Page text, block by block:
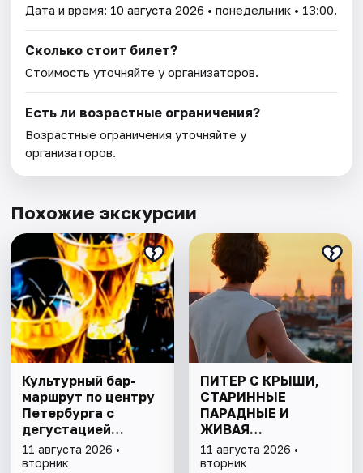
Дата и время: 10 августа 2026 • понедельник • 13:00.
Сколько стоит билет?
Стоимость уточняйте у организаторов.
Есть ли возрастные ограничения?
Возрастные ограничения уточняйте у
организаторов.
Похожие экскурсии
Культурный бар-
маршрут по центру
Петербурга с
дегустацией
питерских настоек
11 августа 2026 •
вторник
ПИТЕР С КРЫШИ,
СТАРИННЫЕ
ПАРАДНЫЕ И
ЖИВАЯ
КОММУНАЛКА
ДОВЛАТОВА
11 августа 2026 •
вторник